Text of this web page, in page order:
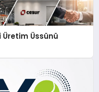
Üretim Üssünü